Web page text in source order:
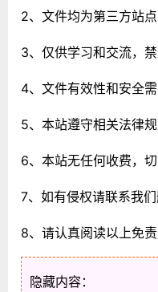
2、文件均为第三方站点
3、仅供学习和交流，禁
4、文件有效性和安全需
5、本站遵守相关法律规
6、本站无任何收费，切
7、如有侵权请联系我们
8、请认真阅读以上免
隐藏内容：